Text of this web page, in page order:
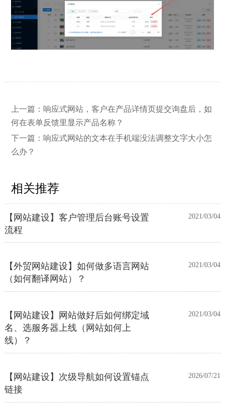
上一篇： 响应式网站，客户在产品详情页提交询盘后，如
何在表单反馈里显示产品名称？
下一篇： 响应式网站的文本在手机端没法调整文字大小怎
么办？
相关推荐
【网站建设】网站的留言板如何绑定
邮件推送和微信推送？
2026/03/12
【网站建设】客户管理后台账号设置
流程
2021/03/04
【外贸网站建设】如何做多语言网站
（如何翻译网站）？
2021/03/04
【网站建设】网站做好后如何绑定域
名、选服务器上线（网站如何上
线）？
2021/03/04
【网站建设】次级导航如何设置锚点
链接
2026/07/21